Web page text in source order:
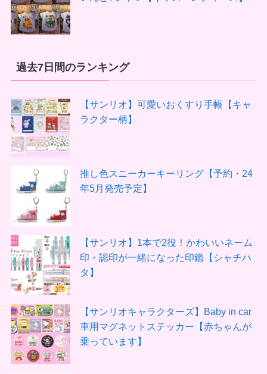
過去7日間のランキング
【サンリオ】可愛いおくすり手帳【キャ
ラクター柄】
推し色スニーカーキーリング【予約・24
年5月発売予定】
【サンリオ】1本で2役！かわいいネーム
印・認印が一緒になった印鑑【シャチハ
タ】
【サンリオキャラクターズ】Baby in car
車用マグネットステッカー【赤ちゃんが
乗っています】